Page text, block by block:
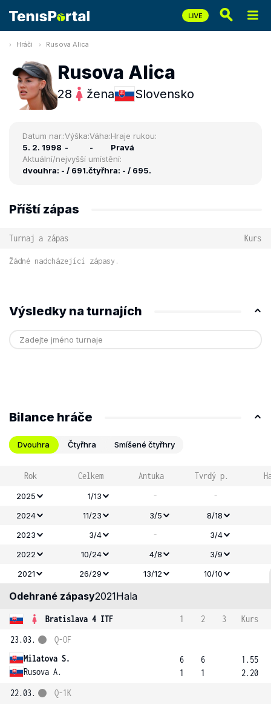
Hráči Rusova Alica
Rusova Alica
28 žena Slovensko
Datum nar.:
5. 2. 1998
Výška:
-
Váha:
-
Hraje rukou:
Pravá
Aktuální/nejvyšší umístění:
dvouhra: - / 691.čtyřhra: - / 695.
Příští zápas
Turnaj a zápas Kurs
Žádné nadcházející zápasy.
Výsledky na turnajích
Bilance hráče
Dvouhra Čtyřhra Smíšené čtyřhry
Rok Celkem Antuka Tvrdý p.
2025 1/13 - -
2024 11/23 3/5
8/18
2023
3/4 -
3/4
2022
10/24 4/8
3/9
2021
26/29 13/12 10/10
Odehrané zápasy2021Hala
Bratislava 4 ITF 1 2 3
Kurs
23.03.
Milatova S.
Rusova A.
Q-OF
6
1
6
1
1.55
2.20
22.03.
Q-1K